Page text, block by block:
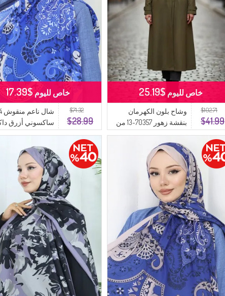
$102.71
$41.99
وشاح بلون الكهرمان
بنقشة زهور 70357-13 من
المنك
خاص لليوم $25.19
$71.32
$28.99
ساكسوني أزرق
خاص لليوم $17.39